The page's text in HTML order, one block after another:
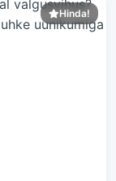
Hinda!